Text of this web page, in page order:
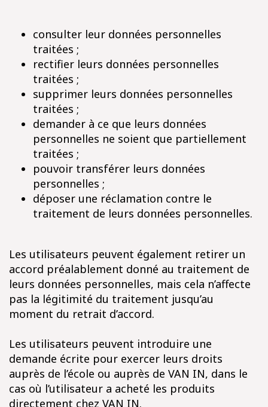
consulter leur données personnelles
traitées ;
rectifier leurs données personnelles
traitées ;
supprimer leurs données personnelles
traitées ;
demander à ce que leurs données
personnelles ne soient que partiellement
traitées ;
pouvoir transférer leurs données
personnelles ;
déposer une réclamation contre le
traitement de leurs données personnelles.
Les utilisateurs peuvent également retirer un
accord préalablement donné au traitement de
leurs données personnelles, mais cela n’affecte
pas la légitimité du traitement jusqu’au
moment du retrait d’accord.
Les utilisateurs peuvent introduire une
demande écrite pour exercer leurs droits
auprès de l’école ou auprès de VAN IN, dans le
cas où l’utilisateur a acheté les produits
directement chez VAN IN.